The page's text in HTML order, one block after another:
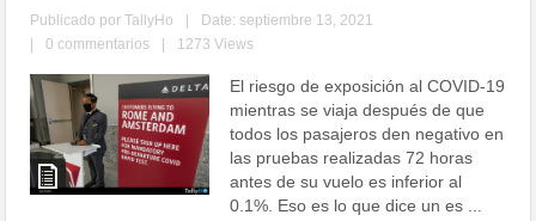
Publicado porTallyHo
Date: septiembre 13, 2021
0 commentarios 1273 Views
El riesgo de exposición al COVID-19
mientras se viaja después de que
todos los pasajeros den negativo en
las pruebas realizadas 72 horas
antes de su vuelo es inferior al
0.1%. Eso es lo que dice un es ...